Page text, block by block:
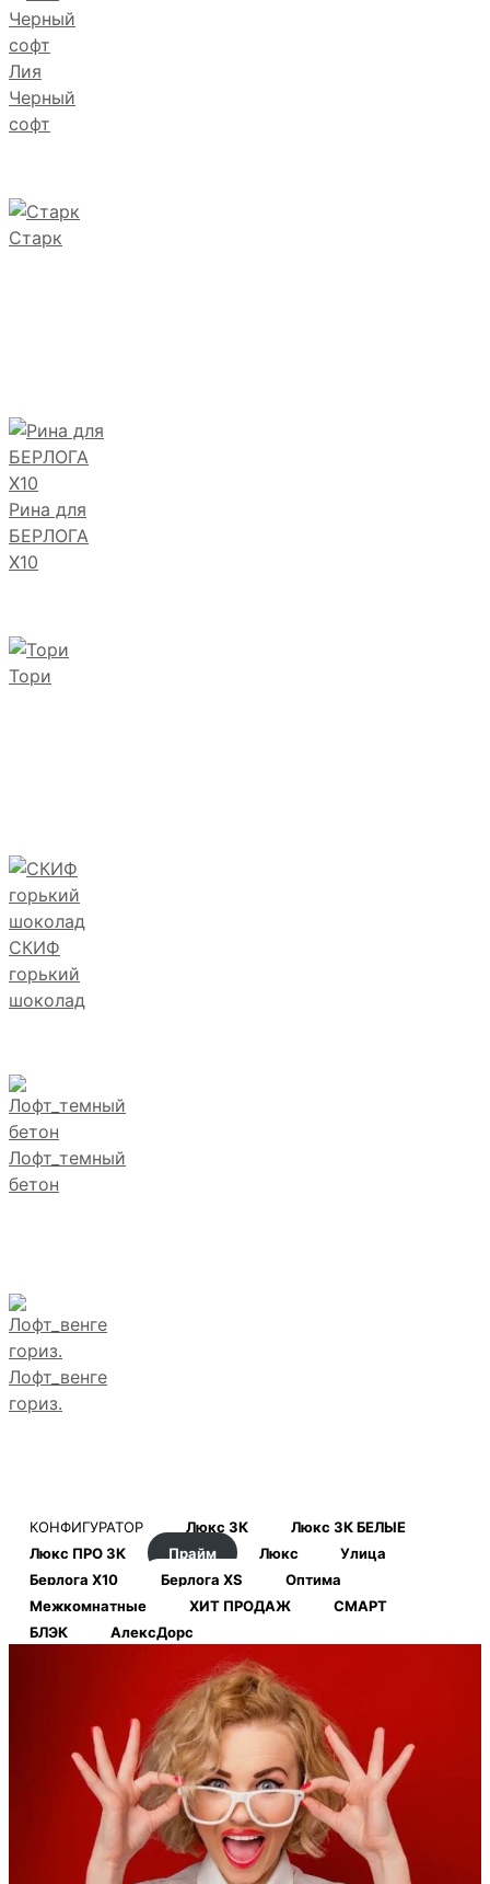
Лия
Черный
софт
Старк
Рина для
БЕРЛОГА
Х10
Тори
СКИФ
горький
шоколад
Лофт_темный
бетон
Лофт_венге
гориз.
КОНФИГУРАТОР Люкс 3К
Люкс 3К БЕЛЫЕ
Люкс ПРО 3К
Прайм Люкс
Улица
Берлога Х10
Берлога XS
Оптима
Межкомнатные
ХИТ ПРОДАЖ
СМАРТ
БЛЭК
АлексДорс